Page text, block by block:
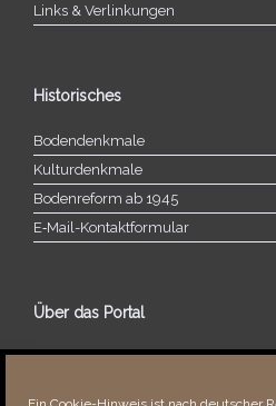
Links & Verlinkungen
Historisches
Bodendenkmale
Kulturdenkmale
Bodenreform ab 1945
E‑Mail-​​Kontaktformular
Über das Portal
Über dieses Portal